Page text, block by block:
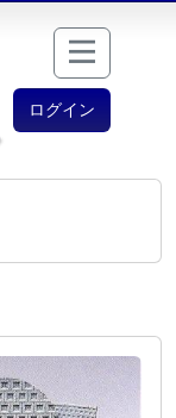
ログイン